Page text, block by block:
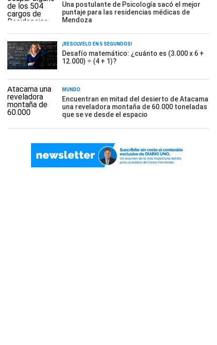
Una postulante de Psicología sacó el mejor
puntaje para las residencias médicas de
Mendoza
¡RESOLVELO EN 5 SEGUNDOS!
Desafío matemático: ¿cuánto es (3.000 x 6 +
12.000) ÷ (4 + 1)?
MUNDO
Encuentran en mitad del desierto de Atacama
una reveladora montaña de 60.000 toneladas
que se ve desde el espacio